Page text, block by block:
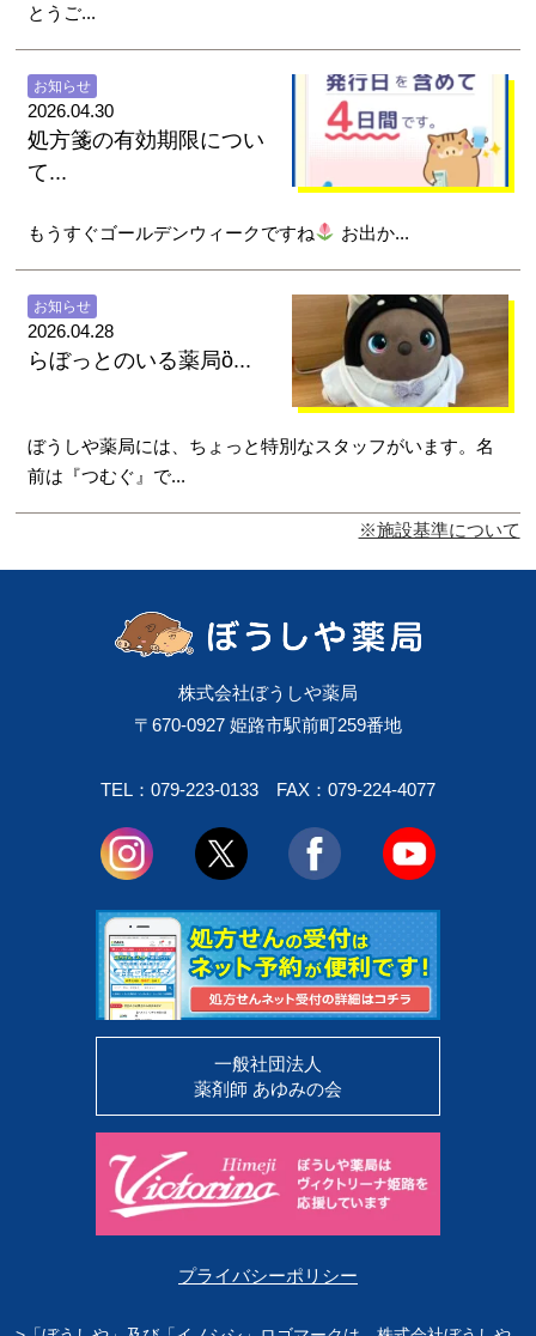
とうご...
2026.04.30
お知らせ
処方箋の有効期限につい
て...
もうすぐゴールデンウィークですね お出か...
2026.04.28
お知らせ
らぼっとのいる薬局ὂ...
ぼうしや薬局には、ちょっと特別なスタッフがいます。名
前は『つむぐ』で...
※施設基準について
株式会社ぼうしや薬局
〒670-0927 姫路市駅前町259番地
TEL：079-223-0133 FAX：079-224-4077
一般社団法人
薬剤師 あゆみの会
プライバシーポリシー